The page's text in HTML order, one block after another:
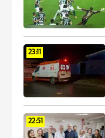
23:11
22:51